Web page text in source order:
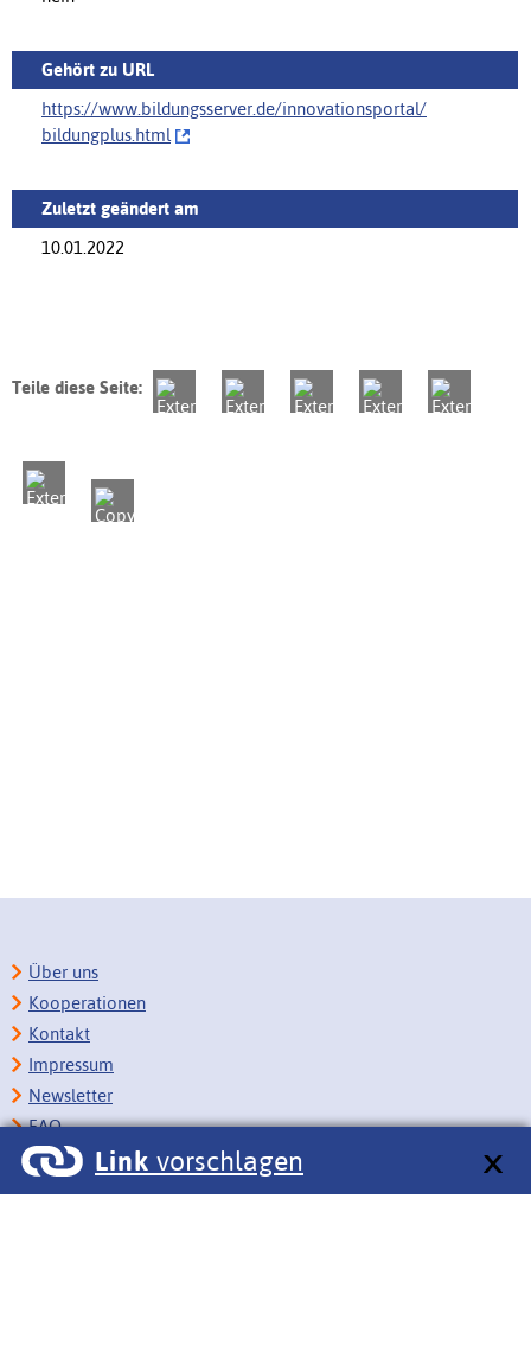
Gehört zu URL
https://www.bildungsserver.de/innovationsportal/‌
bildungplus.html
Zuletzt geändert am
10.01.2022
Teile diese Seite:
Link vorschlagen
Über uns
Kooperationen
Kontakt
Impressum
Newsletter
FAQ
Copyright